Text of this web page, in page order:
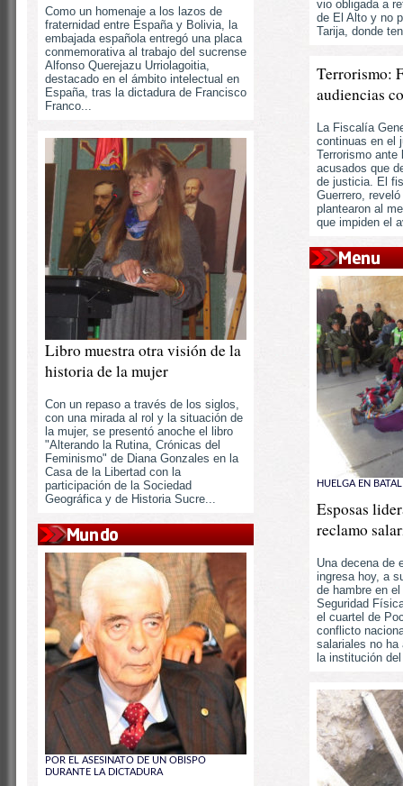
Como un homenaje a los lazos de
fraternidad entre España y Bolivia, la
embajada española entregó una placa
conmemorativa al trabajo del sucrense
Alfonso Querejazu Urriolagoitia,
destacado en el ámbito intelectual en
España, tras la dictadura de Francisco
Franco...
Libro muestra otra visión de la
historia de la mujer
Con un repaso a través de los siglos,
con una mirada al rol y la situación de
la mujer, se presentó anoche el libro
"Alterando la Rutina, Crónicas del
Feminismo" de Diana Gonzales en la
Casa de la Libertad con la
participación de la Sociedad
Geográfica y de Historia Sucre...
POR EL ASESINATO DE UN OBISPO
DURANTE LA DICTADURA
vio obligada a
de El Alto y no
Tarija, donde
Terrorismo:
audiencias
La Fiscalía
continuas en el
Terrorismo ante
acusados que
de justicia. El
Guerrero,
plantearon al
que impiden el
HUELGA EN
Esposas
reclamo
Una decena de
ingresa hoy, a
de hambre en
Seguridad
el cuartel de
conflicto
salariales no ha
la institución